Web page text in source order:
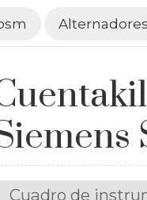
Alternadores
Cuadro de